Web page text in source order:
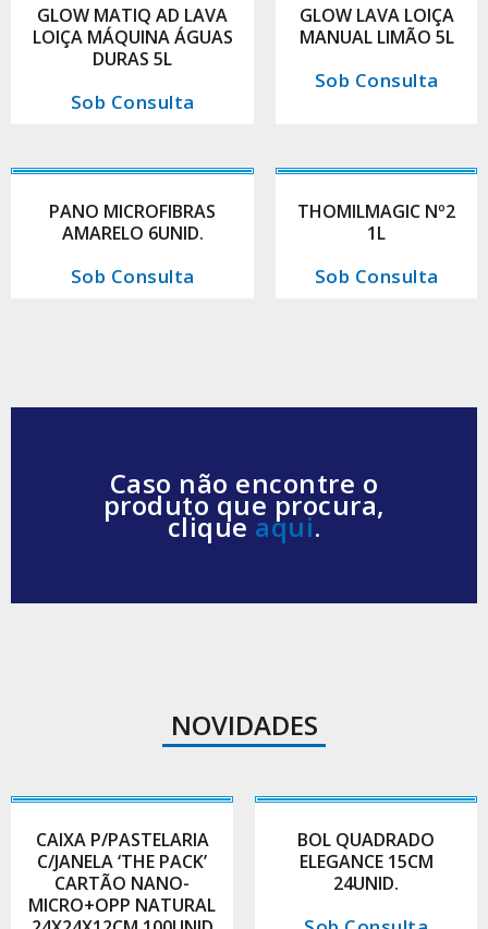
GLOW MATIQ AD LAVA
LOIÇA MÁQUINA ÁGUAS
DURAS 5L
Sob Consulta
GLOW LAVA LOIÇA
MANUAL LIMÃO 5L
Sob Consulta
PANO MICROFIBRAS
AMARELO 6UNID.
Sob Consulta
THOMILMAGIC Nº2
1L
Sob Consulta
Caso não encontre o
produto que procura,
cliqueaqui.
NOVIDADES
CAIXA P/PASTELARIA
C/JANELA ‘THE PACK’
CARTÃO NANO-
MICRO+OPP NATURAL
BOL QUADRADO
ELEGANCE 15CM
24UNID.